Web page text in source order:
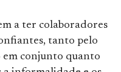
a ter colaboradores
tanto pelo
conjunto quanto